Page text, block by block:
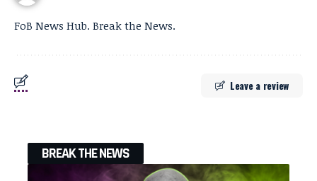
FoB News Hub. Break the News.
Leave a review
BREAK THE NEWS